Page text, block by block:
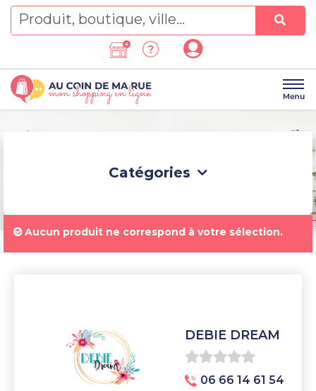
Skip
Catégories
Aucun produit ne correspond à votre sélection.
DEBIE DREAM
0
06 66 14 61 54